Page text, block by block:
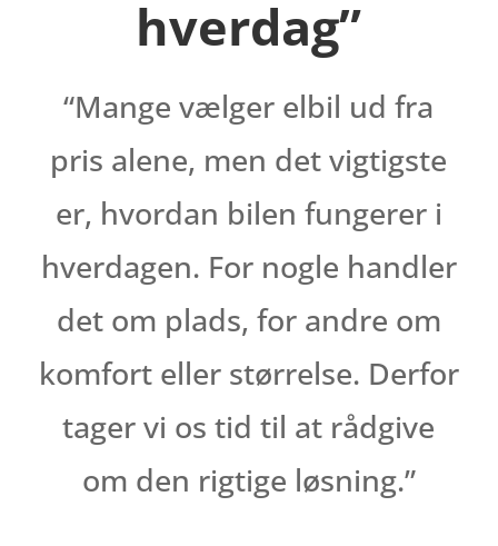
hverdag”
“Mange vælger elbil ud fra
pris alene, men det vigtigste
er, hvordan bilen fungerer i
hverdagen. For nogle handler
det om plads, for andre om
komfort eller størrelse. Derfor
tager vi os tid til at rådgive
om den rigtige løsning.”